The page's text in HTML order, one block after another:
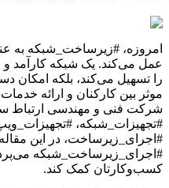
امروزه، #زیرساخت_شبکه
عمل می‌کند. یک شبکه کارآمد و
را تسهیل می‌کند، بلکه امکان
موثر بین کارکنان و ارائه
شرکت فنی و مهندسی ارتباط
#تجهیزات_شبکه،
#اجرای_زیرساخت، در این
#اجرای_زیرساخت_شبکه
کسب‌وکارتان کمک کند.